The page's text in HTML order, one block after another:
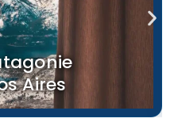
Aires